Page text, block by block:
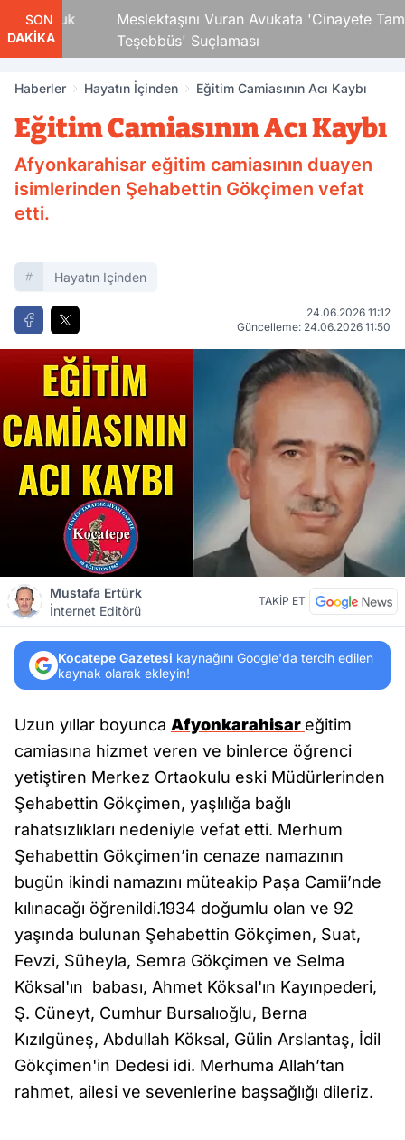
SON
DAKİKA
Çocuk
Meslektaşını Vuran Avukata 'Cinayete Tam
Teşebbüs' Suçlaması
Haberler Hayatın İçinden Eğitim Camiasının Acı Kaybı
Eğitim Camiasının Acı Kaybı
Afyonkarahisar eğitim camiasının duayen
isimlerinden Şehabettin Gökçimen vefat
etti.
Hayatın Içinden
24.06.2026 11:12
Güncelleme: 24.06.2026 11:50
Mustafa Ertürk
İnternet Editörü
TAKİP ET
Kocatepe Gazetesi kaynağını Google'da tercih edilen
kaynak olarak ekleyin!
Uzun yıllar boyunca Afyonkarahisar eğitim
camiasına hizmet veren ve binlerce öğrenci
yetiştiren Merkez Ortaokulu eski Müdürlerinden
Şehabettin Gökçimen, yaşlılığa bağlı
rahatsızlıkları nedeniyle vefat etti. Merhum
Şehabettin Gökçimen’in cenaze namazının
bugün ikindi namazını müteakip Paşa Camii’nde
kılınacağı öğrenildi.1934 doğumlu olan ve 92
yaşında bulunan Şehabettin Gökçimen, Suat,
Fevzi, Süheyla, Semra Gökçimen ve Selma
Köksal'ın babası, Ahmet Köksal'ın Kayınpederi,
Ş. Cüneyt, Cumhur Bursalıoğlu, Berna
Kızılgüneş, Abdullah Köksal, Gülin Arslantaş, İdil
Gökçimen'in Dedesi idi. Merhuma Allah’tan
rahmet, ailesi ve sevenlerine başsağlığı dileriz.